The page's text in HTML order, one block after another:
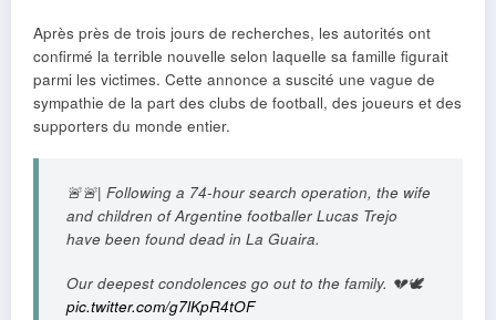
Après près de trois jours de recherches, les autorités ont
confirmé la terrible nouvelle selon laquelle sa famille figurait
parmi les victimes. Cette annonce a suscité une vague de
sympathie de la part des clubs de football, des joueurs et des
supporters du monde entier.
🚨🚨| Following a 74-hour search operation, the wife
and children of Argentine footballer Lucas Trejo
have been found dead in La Guaira.
Our deepest condolences go out to the family. 💔🕊️
pic.twitter.com/g7lKpR4tOF